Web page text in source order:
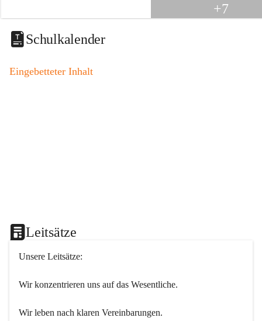
i
t
a
o
+7
Schulkalender
Eingebetteter Inhalt
Leitsätze
Unsere Leitsätze:
Wir konzentrieren uns auf das Wesentliche.
Wir leben nach klaren Vereinbarungen.